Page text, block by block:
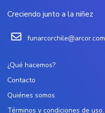
Creciendo junto a la niñez
funarcorchile@arcor.com
¿Qué hacemos?
Contacto
Quiénes somos
Términos y condiciones de uso.